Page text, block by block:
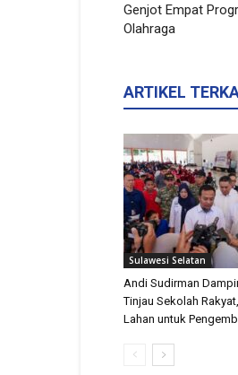
Genjot Empat
Olahraga
ARTIKEL
Sulawesi Selatan
Andi Sudirman
Tinjau Sekolah
Lahan untuk